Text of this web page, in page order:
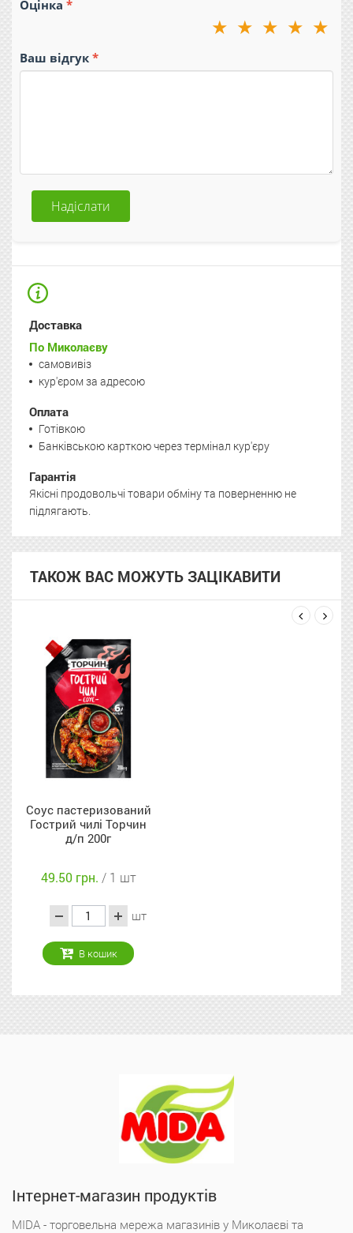
Оцінка
★
★
★
★
★
Ваш відгук
Надіслати
Доставка
По Миколаєву
самовивіз
кур'єром за адресою
Оплата
Готівкою
Банківською карткою через термінал кур'єру
Гарантія
Якісні продовольчі товари обміну та поверненню не
підлягають.
ТАКОЖ ВАС МОЖУТЬ ЗАЦІКАВИТИ
Соус пастеризований
Гострий чилі Торчин
д/п 200г
49.50 грн. / 1 шт
шт
В кошик
prev
next
Інтернет-магазин продуктів
MIDA - торговельна мережа магазинів у Миколаєві та